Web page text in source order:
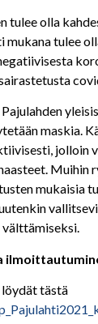
tulee olla
mukana tulee
maskia.
jolloin
Muihin
mukaisia
löydät tästä